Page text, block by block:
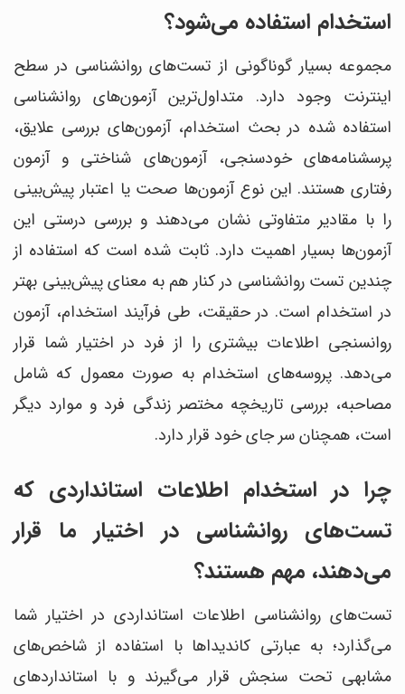
استخدام استفاده می‌شود؟
مجموعه بسیار گوناگونی از تست‌های روانشناسی در سطح
اینترنت وجود دارد. متداول‎‌‌ترین آزمون‎‌های روانشناسی
استفاده شده در بحث استخدام، آزمون‌های بررسی علایق،
پرسشنامه‌‎های خودسنجی، آزمون‎‌های شناختی و آزمون
رفتاری هستند. این نوع آزمون‌‎ها صحت یا اعتبار پیش‌بینی
را با مقادیر متفاوتی نشان می‌دهند و بررسی درستی این
آزمون‎‌ها بسیار اهمیت دارد. ثابت شده است که استفاده از
چندین تست روانشناسی در کنار هم به معنای پیش‎‌بینی بهتر
در استخدام است. در حقیقت، طی فرآیند استخدام، آزمون
روانسنجی اطلاعات بیشتری را از فرد در اختیار شما قرار
می‌دهد. پروسه‌های استخدام به صورت معمول که شامل
مصاحبه، بررسی تاریخچه مختصر زندگی فرد و موارد دیگر
است، هم‎چنان سر جای خود قرار دارد.
چرا در استخدام اطلاعات استانداردی که
تست‌های روانشناسی در اختیار ما قرار
می‌دهند، مهم هستند؟
تست‌های روانشناسی اطلاعات استانداردی در اختیار شما
می‎‌گذارد؛ به عبارتی کاندیداها با استفاده از شاخص‎‌‌های
مشابهی تحت سنجش قرار می‌‎گیرند و با استانداردهای